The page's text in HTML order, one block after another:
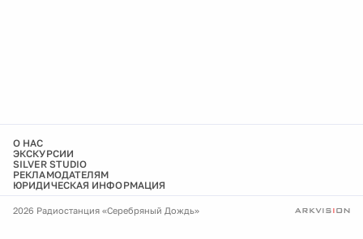
О НАС
ЭКСКУРСИИ
SILVER STUDIO
РЕКЛАМОДАТЕЛЯМ
ЮРИДИЧЕСКАЯ ИНФОРМАЦИЯ
2026 Радиостанция «Серебряный Дождь»